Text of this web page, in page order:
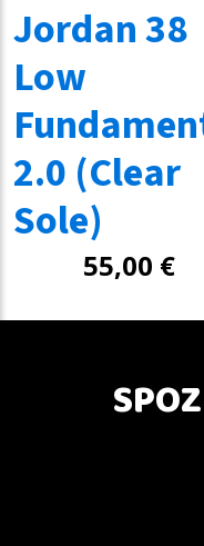
Jordan 38
Low
2.0 (Clear
Sole)
55,00 €